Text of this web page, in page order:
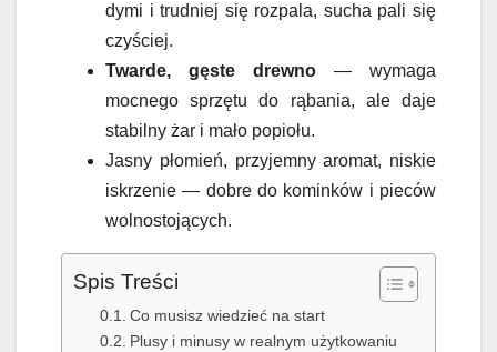
dymi i trudniej się rozpala, sucha pali się
czyściej.
Twarde, gęste drewno — wymaga
mocnego sprzętu do rąbania, ale daje
stabilny żar i mało popiołu.
Jasny płomień, przyjemny aromat, niskie
iskrzenie — dobre do kominków i pieców
wolnostojących.
Spis Treści
Co musisz wiedzieć na start
Plusy i minusy w realnym użytkowaniu